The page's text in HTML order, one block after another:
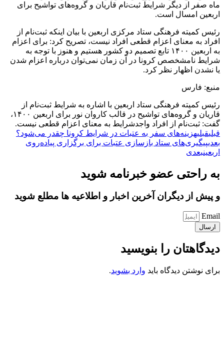
ماه صفر از دیگر شرایط ثبت‌نام قاریان و گروه‌های تواشیح برای
اربعین امسال است.
رئیس کمیته فرهنگی ستاد مرکزی اربعین با بیان اینکه ثبت‌نام از
افراد به معنای اعزام قطعی افراد نیست، تصریح کرد: برای اعزام
به اربعین ۱۴۰۰ تابع تصمیم دو کشور هستیم و هنوز با توجه به
شرایط نامشخصص کرونا در آن زمان نمی‌توان درباره اعزام شدن
یا نشدن اظهار نظر کرد.
منبع: فارس
رئیس کمیته فرهنگی ستاد اربعین با اشاره به شرایط ثبت‌نام از
قاریان و گروه‌های تواشیح در قالب کاروان نور برای اربعین ۱۴۰۰،
گفت: ثبت‌نام از افراد واجدشرایط به معنای اعزام قطعی نیست.
قبلیقبلیهزینه‌های سفر به عتبات در شرایط کرونا چقدر می‌شود؟
بعدیپیگیری‌های ستاد بازسازی عتبات برای برگزاری پیاده‌روی
اربعینبعدی
به راحتی عضو خبرنامه شوید
و پیش از دیگران آخرین اخبار و اطلاعیه ها مطلع شوید
Email
ارسال
دیدگاهتان را بنویسید
برای نوشتن دیدگاه باید وارد بشوید.